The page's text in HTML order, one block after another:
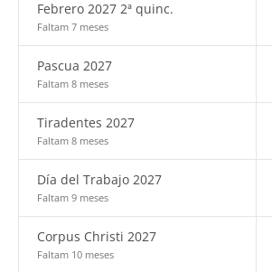
Febrero 2027 2ª quinc.
Faltam 7 meses
Pascua 2027
Faltam 8 meses
Tiradentes 2027
Faltam 8 meses
Día del Trabajo 2027
Faltam 9 meses
Corpus Christi 2027
Faltam 10 meses